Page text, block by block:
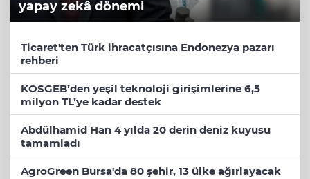
yapay zekâ dönemi
Ticaret'ten Türk ihracatçısına Endonezya pazarı
rehberi
KOSGEB’den yeşil teknoloji girişimlerine 6,5
milyon TL’ye kadar destek
Abdülhamid Han 4 yılda 20 derin deniz kuyusu
tamamladı
AgroGreen Bursa'da 80 şehir, 13 ülke ağırlayacak